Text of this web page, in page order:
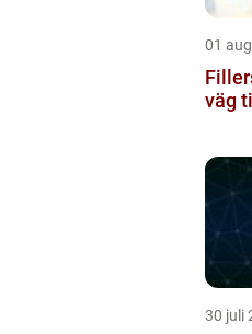
01
väg
30 juli